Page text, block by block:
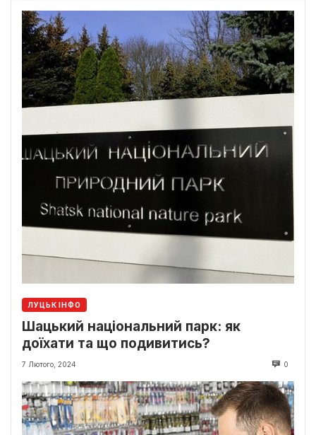
ЛУЦЬК ІНФО
Шацький національний парк: як
доїхати та що подивитись?
7 Лютого, 2024 0